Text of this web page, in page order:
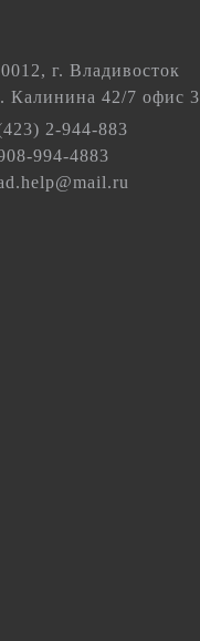
, г. Владивосток
Калинина 42/7 офис 3
2-944-883
994-4883